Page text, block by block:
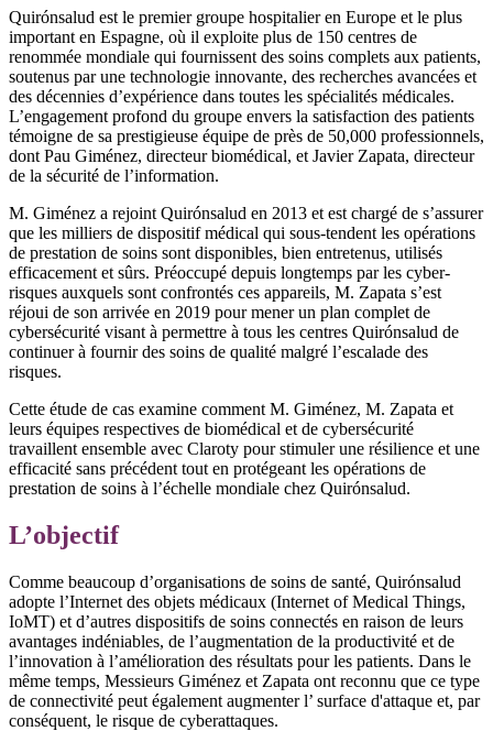
Quirónsalud est le premier groupe hospitalier en Europe et le plus
important en Espagne, où il exploite plus de 150 centres de
renommée mondiale qui fournissent des soins complets aux patients,
soutenus par une technologie innovante, des recherches avancées et
des décennies d’expérience dans toutes les spécialités médicales.
L’engagement profond du groupe envers la satisfaction des patients
témoigne de sa prestigieuse équipe de près de 50,000 professionnels,
dont Pau Giménez, directeur biomédical, et Javier Zapata, directeur
de la sécurité de l’information.
M. Giménez a rejoint Quirónsalud en 2013 et est chargé de s’assurer
que les milliers de dispositif médical qui sous-tendent les opérations
de prestation de soins sont disponibles, bien entretenus, utilisés
efficacement et sûrs. Préoccupé depuis longtemps par les cyber-
risques auxquels sont confrontés ces appareils, M. Zapata s’est
réjoui de son arrivée en 2019 pour mener un plan complet de
cybersécurité visant à permettre à tous les centres Quirónsalud de
continuer à fournir des soins de qualité malgré l’escalade des
risques.
Cette étude de cas examine comment M. Giménez, M. Zapata et
leurs équipes respectives de biomédical et de cybersécurité
travaillent ensemble avec Claroty pour stimuler une résilience et une
efficacité sans précédent tout en protégeant les opérations de
prestation de soins à l’échelle mondiale chez Quirónsalud.
L’objectif
Comme beaucoup d’organisations de soins de santé, Quirónsalud
adopte l’Internet des objets médicaux (Internet of Medical Things,
IoMT) et d’autres dispositifs de soins connectés en raison de leurs
avantages indéniables, de l’augmentation de la productivité et de
l’innovation à l’amélioration des résultats pour les patients. Dans le
même temps, Messieurs Giménez et Zapata ont reconnu que ce type
de connectivité peut également augmenter l’ surface d'attaque et, par
conséquent, le risque de cyberattaques.